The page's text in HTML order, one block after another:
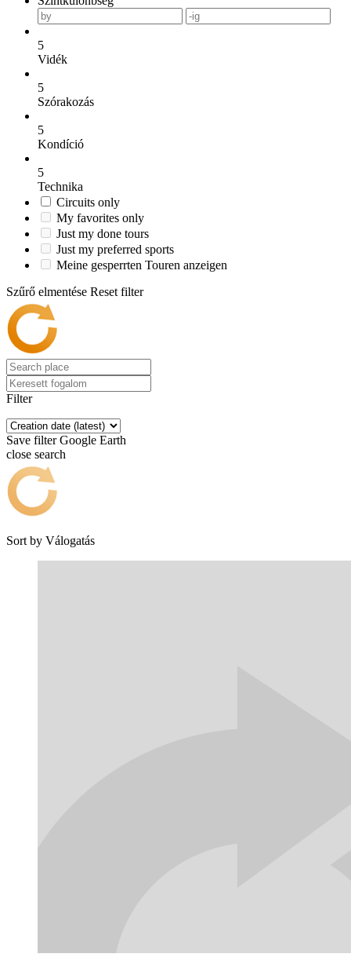
5
Vidék
5
Szórakozás
5
Kondíció
5
Technika
Circuits only
My favorites only
Just my done tours
Just my preferred sports
Meine gesperrten Touren anzeigen
Szűrő elmentése Reset filter
Filter
Save filter Google Earth
close search
Sort by Válogatás